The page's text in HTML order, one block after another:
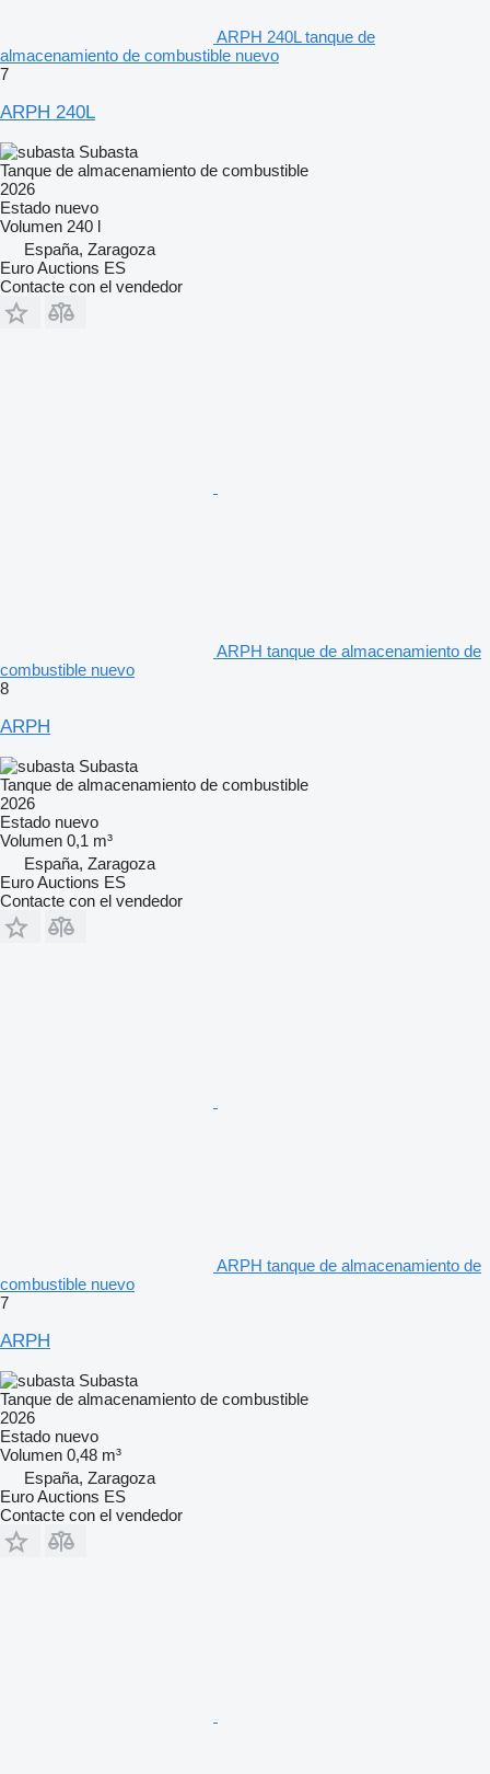
ARPH 240L tanque de
almacenamiento de combustible nuevo
7
ARPH 240L
Subasta
Tanque de almacenamiento de combustible
2026
Estado nuevo
Volumen 240 l
España, Zaragoza
Euro Auctions ES
Contacte con el vendedor
ARPH tanque de almacenamiento de
combustible nuevo
8
ARPH
Subasta
Tanque de almacenamiento de combustible
2026
Estado nuevo
Volumen 0,1 m³
España, Zaragoza
Euro Auctions ES
Contacte con el vendedor
ARPH tanque de almacenamiento de
combustible nuevo
7
ARPH
Subasta
Tanque de almacenamiento de combustible
2026
Estado nuevo
Volumen 0,48 m³
España, Zaragoza
Euro Auctions ES
Contacte con el vendedor